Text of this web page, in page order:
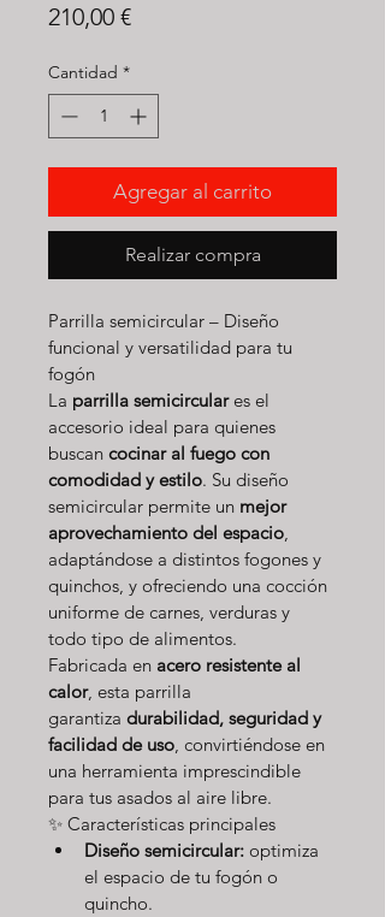
210,00 €Precio
Cantidad *
Agregar al carrito
Realizar compra
Parrilla semicircular – Diseño
funcional y versatilidad para tu
fogón
La parrilla semicircular es el
accesorio ideal para quienes
buscan cocinar al fuego con
comodidad y estilo. Su diseño
semicircular permite un mejor
aprovechamiento del espacio,
adaptándose a distintos fogones y
quinchos, y ofreciendo una cocción
uniforme de carnes, verduras y
todo tipo de alimentos.
Fabricada en acero resistente al
calor, esta parrilla
garantiza durabilidad, seguridad y
facilidad de uso, convirtiéndose en
una herramienta imprescindible
para tus asados al aire libre.
✨ Características principales
Diseño semicircular: optimiza
el espacio de tu fogón o
quincho.